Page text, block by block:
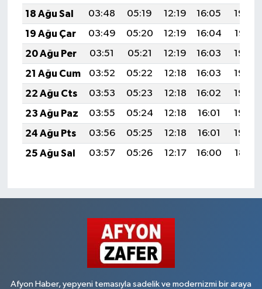
18 Ağu Sal
03:48 05:19 12:19 16:05
19:09
19 Ağu Çar
03:49 05:20 12:19 16:04
19:07
20 Ağu Per
03:51 05:21 12:19 16:03
19:06
21 Ağu Cum
03:52 05:22 12:18 16:03
19:05
22 Ağu Cts
03:53 05:23 12:18 16:02
19:03
23 Ağu Paz
03:55 05:24 12:18 16:01
19:02
24 Ağu Pts
03:56 05:25 12:18 16:01
19:00
25 Ağu Sal
03:57 05:26 12:17 16:00 18:59
Afyon Haber, yepyeni temasıyla sadelik ve modernizmi bir araya